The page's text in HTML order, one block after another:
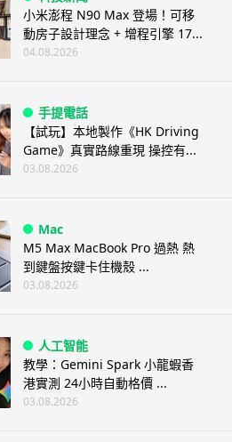
統相片比例，正方
念頭：「多少錢也會買」！
如何拍攝，甚至覺得 Lytro
實可以運用「景深」去告訴
小米澎程 N90 Max 登場！可移
動房子設計理念 + 增程引擎 17...
04.08.2026
手提電話
【試玩】本地製作《HK Driving
Game》真實路線重現 操控有...
03.08.2026
Mac
M5 Max MacBook Pro 過熱 熱
到鍵盤按鍵卡住機殼 ...
03.08.2026
人工智能
教學：Gemini Spark 小龍蝦香
港實測 24小時自動格價 ...
03.08.2026